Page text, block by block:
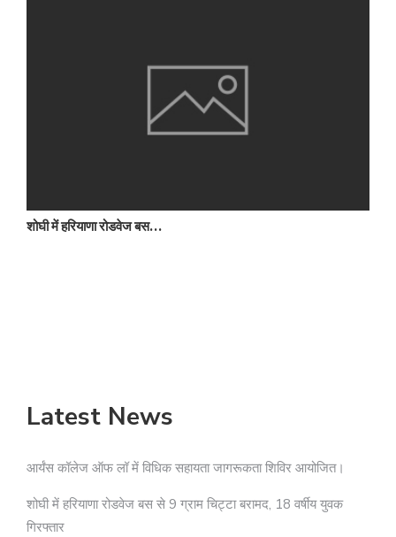
शोघी में हरियाणा रोडवेज बस…
Latest News
आर्यंस कॉलेज ऑफ लॉ में विधिक सहायता जागरूकता शिविर आयोजित।
शोघी में हरियाणा रोडवेज बस से 9 ग्राम चिट्टा बरामद, 18 वर्षीय युवक
गिरफ्तार